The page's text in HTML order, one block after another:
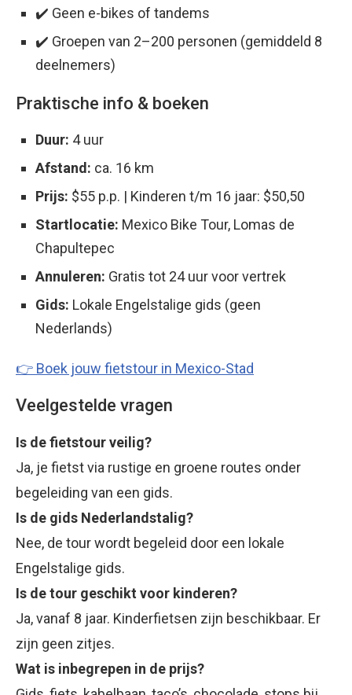
✔️ Geen e-bikes of tandems
✔️ Groepen van 2–200 personen (gemiddeld 8
deelnemers)
Praktische info & boeken
Duur: 4 uur
Afstand: ca. 16 km
Prijs: $55 p.p. | Kinderen t/m 16 jaar: $50,50
Startlocatie: Mexico Bike Tour, Lomas de
Chapultepec
Annuleren: Gratis tot 24 uur voor vertrek
Gids: Lokale Engelstalige gids (geen
Nederlands)
👉 Boek jouw fietstour in Mexico-Stad
Veelgestelde vragen
Is de fietstour veilig?
Ja, je fietst via rustige en groene routes onder
begeleiding van een gids.
Is de gids Nederlandstalig?
Nee, de tour wordt begeleid door een lokale
Engelstalige gids.
Is de tour geschikt voor kinderen?
Ja, vanaf 8 jaar. Kinderfietsen zijn beschikbaar. Er
zijn geen zitjes.
Wat is inbegrepen in de prijs?